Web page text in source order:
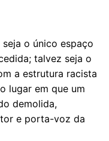
o único espaço
talvez seja o
a estrutura racista
lugar em que um
demolida,
e porta-voz da